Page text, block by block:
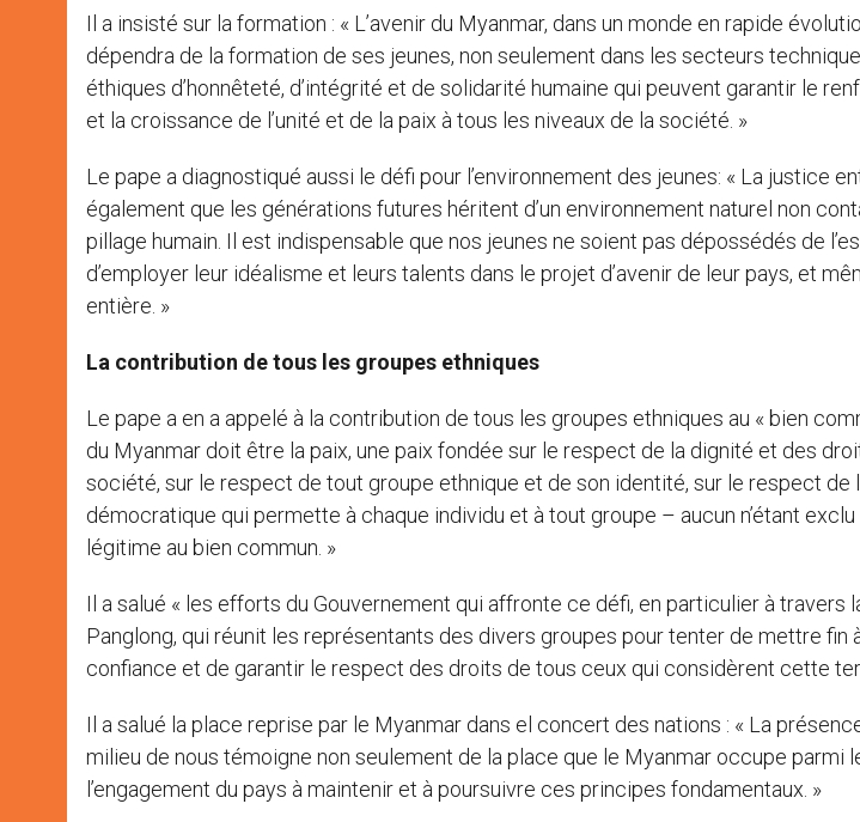
Il a insisté sur la formation : « L’avenir du Myanmar, dans un monde en rapide
dépendra de la formation de ses jeunes, non seulement dans les secteurs
éthiques d’honnêteté, d’intégrité et de solidarité humaine qui peuvent garantir le
et la croissance de l’unité et de la paix à tous les niveaux de la société. »
Le pape a diagnostiqué aussi le défi pour l’environnement des jeunes: « La justice
également que les générations futures héritent d’un environnement naturel non
pillage humain. Il est indispensable que nos jeunes ne soient pas dépossédés de
d’employer leur idéalisme et leurs talents dans le projet d’avenir de leur pays, et
entière. »
La contribution de tous les groupes ethniques
Le pape a en a appelé à la contribution de tous les groupes ethniques au « bien
du Myanmar doit être la paix, une paix fondée sur le respect de la dignité et des
société, sur le respect de tout groupe ethnique et de son identité, sur le respect de
démocratique qui permette à chaque individu et à tout groupe – aucun n’étant
légitime au bien commun. »
Il a salué « les efforts du Gouvernement qui affronte ce défi, en particulier à travers
Panglong, qui réunit les représentants des divers groupes pour tenter de mettre fin
confiance et de garantir le respect des droits de tous ceux qui considèrent cette
Il a salué la place reprise par le Myanmar dans el concert des nations : « La
milieu de nous témoigne non seulement de la place que le Myanmar occupe parmi
l’engagement du pays à maintenir et à poursuivre ces principes fondamentaux. »